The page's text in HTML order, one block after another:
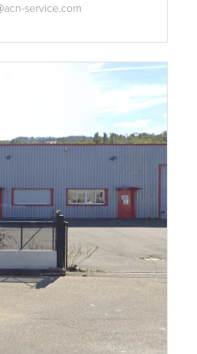
acn-service.com